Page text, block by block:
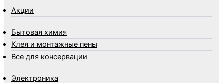
Фонари, лампы и удлинители
Швабры, стекломои, черенки и насадки
Шнуры, веревки и шпагаты
Электроника
Элементы питания
Акции
Бытовая химия
Клея и монтажные пены
Все для консервации
Электроника